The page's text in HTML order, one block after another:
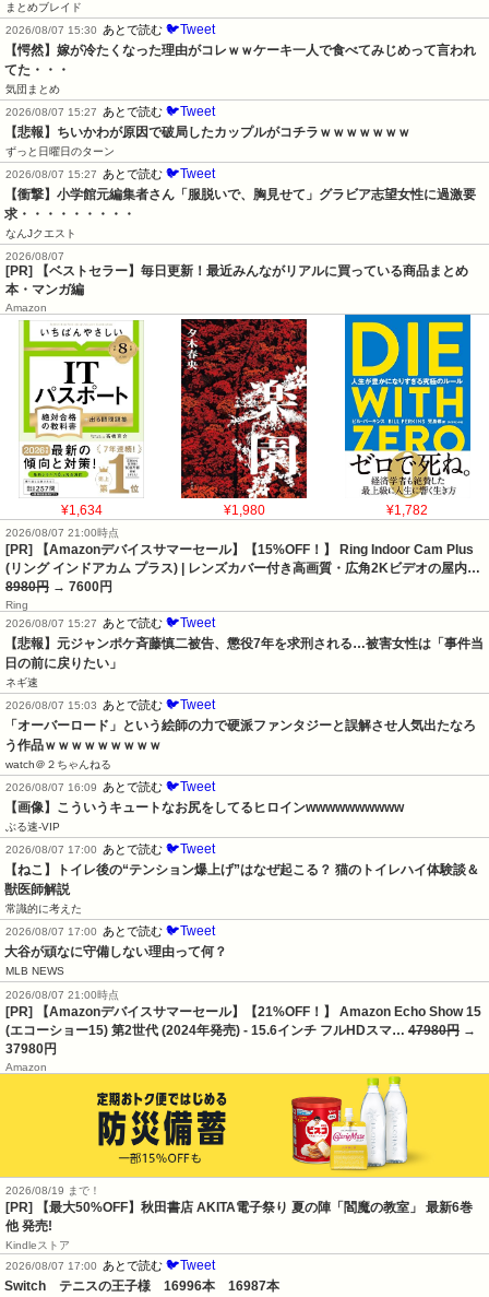
まとめブレイド
2026/08/07 15:30
あとで読む 🐦Tweet
【愕然】嫁が冷たくなった理由がコレｗｗケーキ一人で食べてみじめって言われ
てた・・・
気団まとめ
2026/08/07 15:27
あとで読む 🐦Tweet
【悲報】ちいかわが原因で破局したカップルがコチラｗｗｗｗｗｗｗ
ずっと日曜日のターン
2026/08/07 15:27
あとで読む 🐦Tweet
【衝撃】小学館元編集者さん「服脱いで、胸見せて」グラビア志望女性に過激要
求・・・・・・・・・
なんJクエスト
2026/08/07
[PR] 【ベストセラー】毎日更新！最近みんながリアルに買っている商品まとめ
本・マンガ編
Amazon
¥1,634 ¥1,980 ¥1,782
2026/08/07 21:00時点
[PR] 【Amazonデバイスサマーセール】【15%OFF！】 Ring Indoor Cam Plus
(リング インドアカム プラス) | レンズカバー付き高画質・広角2Kビデオの屋内…
8980円 → 7600円
Ring
2026/08/07 15:27
あとで読む 🐦Tweet
【悲報】元ジャンポケ斉藤慎二被告、懲役7年を求刑される…被害女性は「事件当
日の前に戻りたい」
ネギ速
2026/08/07 15:03
あとで読む 🐦Tweet
「オーバーロード」という絵師の力で硬派ファンタジーと誤解させ人気出たなろ
う作品ｗｗｗｗｗｗｗｗｗ
watch＠２ちゃんねる
2026/08/07 16:09
あとで読む 🐦Tweet
【画像】こういうキュートなお尻をしてるヒロインwwwwwwwwww
ぶる速-VIP
2026/08/07 17:00
あとで読む 🐦Tweet
【ねこ】トイレ後の“テンション爆上げ”はなぜ起こる？ 猫のトイレハイ体験談＆
獣医師解説
常識的に考えた
2026/08/07 17:00
あとで読む 🐦Tweet
大谷が頑なに守備しない理由って何？
MLB NEWS
2026/08/07 21:00時点
[PR] 【Amazonデバイスサマーセール】【21%OFF！】 Amazon Echo Show 15
(エコーショー15) 第2世代 (2024年発売) - 15.6インチ フルHDスマ… 47980円 →
37980円
Amazon
2026/08/19 まで！
[PR] 【最大50%OFF】秋田書店 AKITA電子祭り 夏の陣「閻魔の教室」 最新6巻
他 発売!
Kindleストア
2026/08/07 17:00
あとで読む 🐦Tweet
Switch　テニスの王子様　16996本　16987本